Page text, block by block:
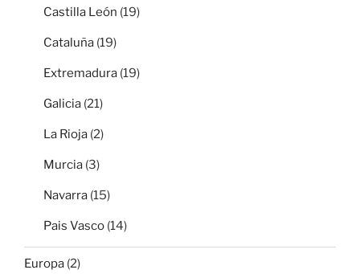
Castilla León (19)
Cataluña (19)
Extremadura (19)
Galicia (21)
La Rioja (2)
Murcia (3)
Navarra (15)
Pais Vasco (14)
Europa (2)